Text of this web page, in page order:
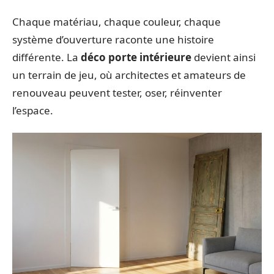
Chaque matériau, chaque couleur, chaque
système d’ouverture raconte une histoire
différente. La déco porte intérieure devient ainsi
un terrain de jeu, où architectes et amateurs de
renouveau peuvent tester, oser, réinventer
l’espace.